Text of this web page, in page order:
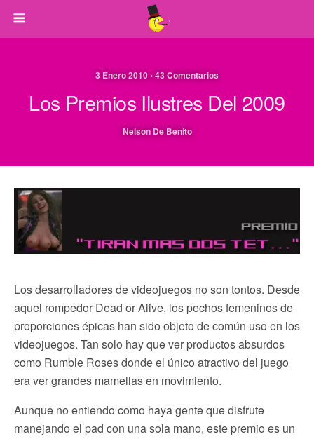
3 Enero 2010 • 43 Comentarios
Los Premios Ilustres Del 2009
Nelson De Benito
Los desarrolladores de videojuegos no son tontos. Desde
aquel rompedor Dead or Alive, los pechos femeninos de
proporciones épicas han sido objeto de común uso en los
videojuegos. Tan solo hay que ver productos absurdos
como Rumble Roses donde el único atractivo del juego
era ver grandes mamellas en movimiento.
Aunque no entiendo como haya gente que disfrute
manejando el pad con una sola mano, este premio es un